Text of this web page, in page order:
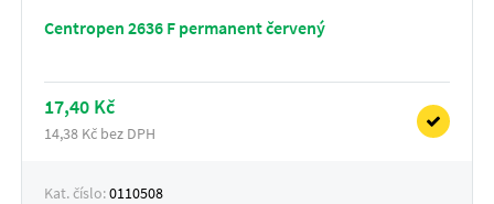
Centropen 2636 F permanent červený
17,40 Kč
14,38 Kč bez DPH
Kat. číslo:0110508